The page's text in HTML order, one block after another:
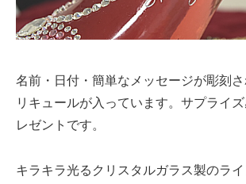
名前・日付・簡単なメッセージが彫刻
リキュールが入っています。サプライ
レゼントです。
キラキラ光るクリスタルガラス製のラ